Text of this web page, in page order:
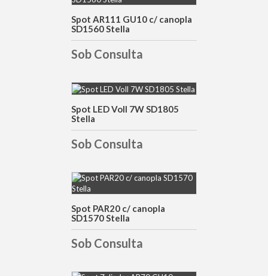
DETALHES
Spot AR111 GU10 c/ canopla
SD1560 Stella
Sob Consulta
DETALHES
Spot LED Voll 7W SD1805
Stella
Sob Consulta
DETALHES
Spot PAR20 c/ canopla
SD1570 Stella
Sob Consulta